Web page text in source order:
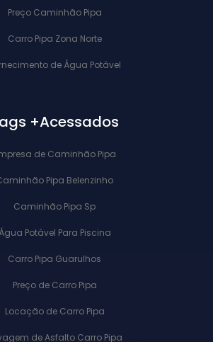
Preço Caminhão Pipa
Carro Pipa Zona Norte
de Água Potável
+Acessados
de Caminhão Pipa
Pipa Belenzinho
Caminhão Pipa Sp
Água Potável Para Piscina
Carro Pipa Guarulhos
Preço de Carro Pipa
Locação de Carro Pipa
de Asfalto Carro Pipa